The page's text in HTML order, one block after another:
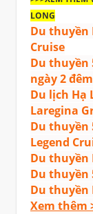
LONG
Du thuyền
Cruise
Du thuyền
ngày 2 đêm
Du lịch Hạ
Laregina
Du thuyền
Legend
Du thuyền
Du thuyền
Du thuyền
Xem thêm